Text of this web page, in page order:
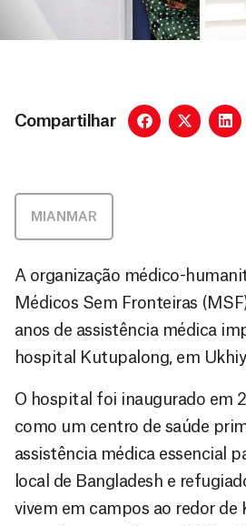
Compartilhar
MIANMAR
A organização médico-
Médicos Sem Fronteiras
anos de assistência médica
hospital Kutupalong, em
O hospital foi inaugurado em
como um centro de saúde
assistência médica essencial
local de Bangladesh e
vivem em campos ao redor de